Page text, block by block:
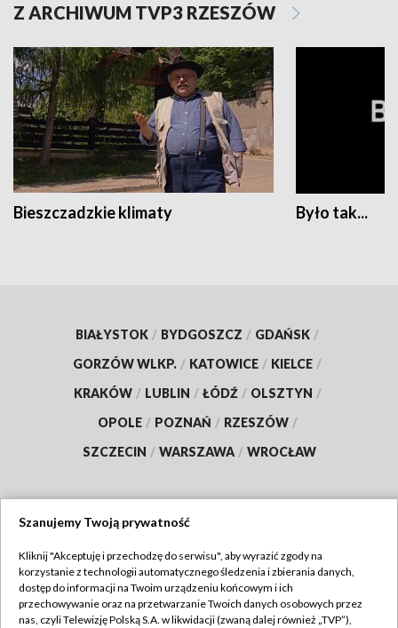
Z ARCHIWUM TVP3 RZESZÓW
Bieszczadzkie klimaty Było tak...
BIAŁYSTOK / BYDGOSZCZ / GDAŃSK /
GORZÓW WLKP. / KATOWICE / KIELCE /
KRAKÓW / LUBLIN / ŁÓDŹ / OLSZTYN /
OPOLE / POZNAŃ / RZESZÓW /
SZCZECIN / WARSZAWA / WROCŁAW
TVP
Abonament TVP
Regulamin TVP
Szanujemy Twoją prywatność
Kliknij "Akceptuję i przechodzę do serwisu", aby wyrazić zgody na
korzystanie z technologii automatycznego śledzenia i zbierania danych,
dostęp do informacji na Twoim urządzeniu końcowym i ich
przechowywanie oraz na przetwarzanie Twoich danych osobowych przez
nas, czyli Telewizję Polską S.A. w likwidacji (zwaną dalej również „TVP”),